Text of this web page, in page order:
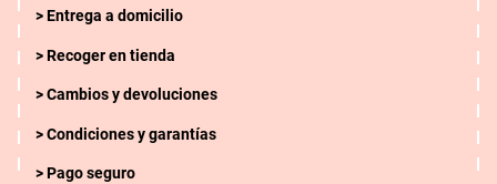
Entrega a domicilio
Recoger en tienda
Cambios y devoluciones
Condiciones y garantías
Pago seguro